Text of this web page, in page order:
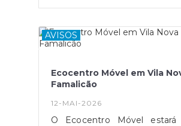
dias 1 e 30 de junho.Esta
perdas de água
excesso de pressão na rede,
cortes no abastecimento
trânsito estará condicionado
o plano de desvio
imagem, encontrando-se
instalações do
AVISOS
Ecocentro Móvel em Vila
Famalicão
12-MAI-2026
O Ecocentro Móvel